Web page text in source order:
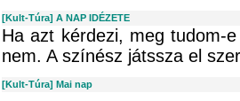
[Kult-Túra] A NAP IDÉZETE
Ha azt kérdezi, meg tudom-
nem. A színész játssza el
[Kult-Túra] Mai nap